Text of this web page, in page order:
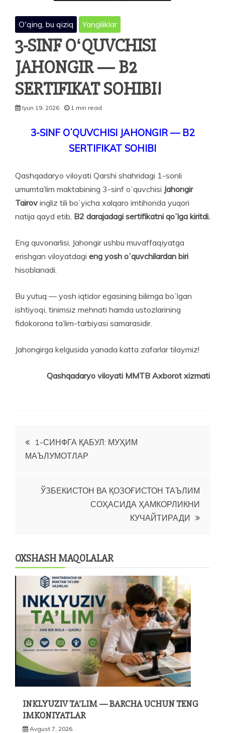
O'qing, bu qiziq Yangiliklar
3-SINF OʻQUVCHISI
JAHONGIR — B2
SERTIFIKAT SOHIBI!
Iyun 19, 2026 1 min read
3-SINF OʻQUVCHISI JAHONGIR — B2
SERTIFIKAT SOHIBI
Qashqadaryo viloyati Qarshi shahridagi 1-sonli
umumta’lim maktabining 3-sinf oʻquvchisi Jahongir
Tairov ingliz tili boʻyicha xalqaro imtihonda yuqori
natija qayd etib, B2 darajadagi sertifikatni qoʻlga kiritdi.
Eng quvonarlisi, Jahongir ushbu muvaffaqiyatga
erishgan viloyatdagi eng yosh oʻquvchilardan biri
hisoblanadi.
Bu yutuq — yosh iqtidor egasining bilimga boʻlgan
ishtiyoqi, tinimsiz mehnati hamda ustozlarining
fidokorona ta’lim-tarbiyasi samarasidir.
Jahongirga kelgusida yanada katta zafarlar tilaymiz!
Qashqadaryo viloyati MMTB Axborot xizmati
Post1-СИНФГА ҚАБУЛ: МУҲИМ
МАЪЛУМОТЛАР
ЎЗБЕКИСТОН ВА ҚОЗОҒИСТОН ТАЪЛИМ
СОҲАСИДА ҲАМКОРЛИКНИ
КУЧАЙТИРАДИ
OXSHASH MAQOLALAR
INKLYUZIV TA’LIM — BARCHA UCHUN TENG
IMKONIYATLAR
Avgust 7, 2026